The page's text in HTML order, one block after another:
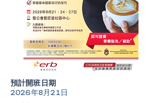
​預計開班日期
2026年8月21日